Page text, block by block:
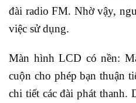
đài radio FM. Nhờ vậy,
việc sử dụng.
Màn hình LCD có nền:
cuộn cho phép bạn thuận
chi tiết các đài phát thanh.